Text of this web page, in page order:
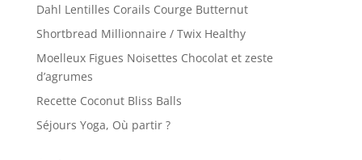
Dahl Lentilles Corails Courge Butternut
Shortbread Millionnaire / Twix Healthy
Moelleux Figues Noisettes Chocolat et zeste
d’agrumes
Recette Coconut Bliss Balls
Séjours Yoga, Où partir ?